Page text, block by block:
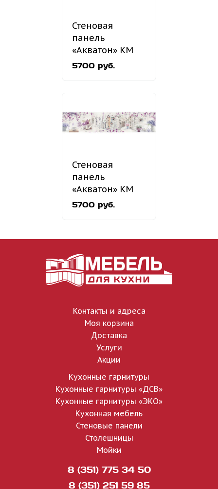
Стеновая
панель
«Акватон» КМ
73
5700 руб.
Стеновая
панель
«Акватон» КМ
55
5700 руб.
Контакты и адреса
Моя корзина
Доставка
Услуги
Акции
Кухонные гарнитуры
Кухонные гарнитуры «ДСВ»
Кухонные гарнитуры «ЭКО»
Кухонная мебель
Стеновые панели
Столешницы
Мойки
8 (351) 775 34 50
8 (351) 251 59 85